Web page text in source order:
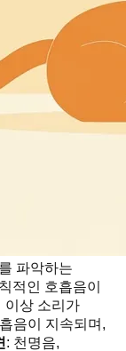
파악하는
적인 호흡음이
이상 소리가
음이 지속되며,
: 천명음,